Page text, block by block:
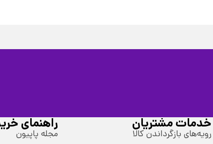
خدمات مشتریان
رویه‌های بازگرداندن کالا
راهنمای
مجله پاپیون